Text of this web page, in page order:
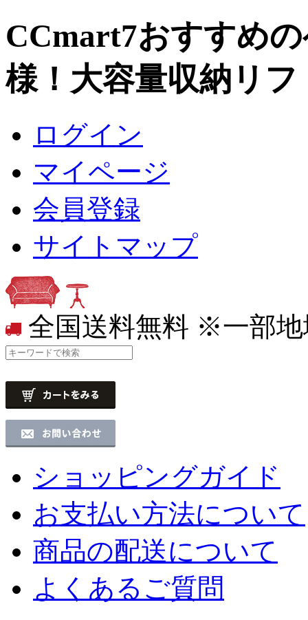
CCmart7おすすめ
様！大容量収納リ
ログイン
マイページ
会員登録
サイトマップ
全国送料無料 ※一部地
ショッピングガイド
お支払い方法について
商品の配送について
よくあるご質問